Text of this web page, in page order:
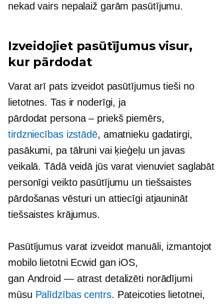
nekad vairs nepalaiž garām pasūtījumu.
Izveidojiet pasūtījumus visur,
kur pārdodat
Varat arī pats izveidot pasūtījumus tieši no
lietotnes. Tas ir noderīgi, ja
pārdodat persona – priekšpiemērs,
tirdzniecības izstādē, amatnieku gadatirgi,
pasākumi, pa tālruni vai ķieģeļu un javas
veikalā. Tādā veidā jūs varat vienuviet saglabāt
personīgi veikto pasūtījumu un tiešsaistes
pārdošanas vēsturi un attiecīgi atjaunināt
tiešsaistes krājumus.
Pasūtījumus varat izveidot manuāli, izmantojot
mobilo lietotni Ecwid gan iOS,
gan Android — atrast detalizēti norādījumi
mūsu Palīdzības centrs. Pateicoties lietotnei,